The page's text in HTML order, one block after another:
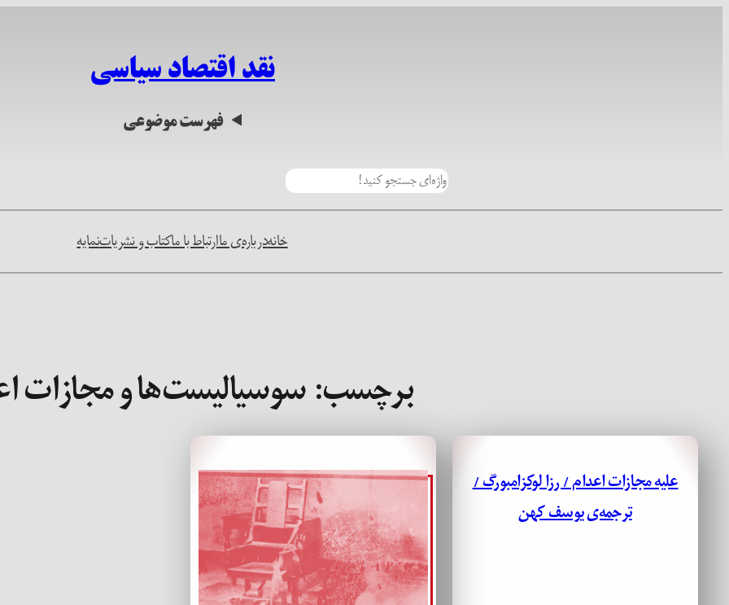
نقد اقتصاد سیاسی
فهرست موضوعی
خانهدرباره‌ی ماارتباط با ماکتاب و نشریاتنمایه
برچسب: سوسیالیست‌ها و مجازات
علیه مجازات اعدام / رزا لوکزامبورگ /
ترجمه‌ی یوسف کهن